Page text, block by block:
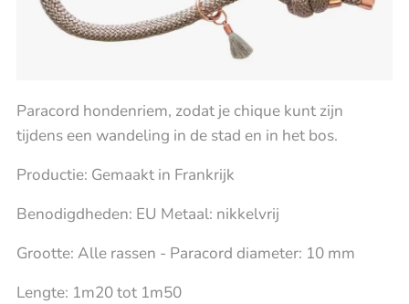
Paracord hondenriem, zodat je chique kunt zijn
tijdens een wandeling in de stad en in het bos.
Productie: Gemaakt in Frankrijk
Benodigdheden: EU Metaal: nikkelvrij
Grootte: Alle rassen - Paracord diameter: 10 mm
Lengte: 1m20 tot 1m50